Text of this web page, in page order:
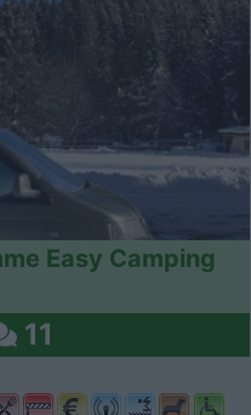
Easy Camping
11